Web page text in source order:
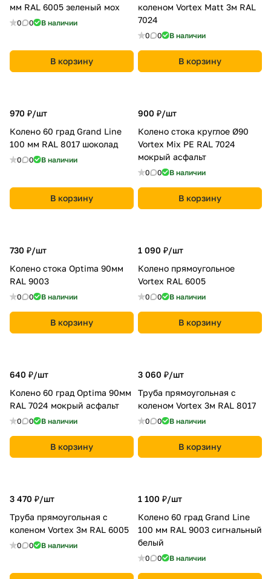
мм RAL 6005 зеленый мох
0 0 В наличии
В корзину
коленом Vortex Matt 3м RAL
7024
0 0 В наличии
В корзину
970 ₽/шт
Колено 60 град Grand Line
100 мм RAL 8017 шоколад
0 0 В наличии
В корзину
900 ₽/шт
Колено стока круглое Ø90
Vortex Mix PE RAL 7024
мокрый асфальт
0 0 В наличии
В корзину
730 ₽/шт
Колено стока Optima 90мм
RAL 9003
0 0 В наличии
В корзину
1 090 ₽/шт
Колено прямоугольное
Vortex RAL 6005
0 0 В наличии
В корзину
640 ₽/шт
Колено 60 град Optima 90мм
RAL 7024 мокрый асфальт
0 0 В наличии
В корзину
3 060 ₽/шт
Труба прямоугольная с
коленом Vortex 3м RAL 8017
0 0 В наличии
В корзину
3 470 ₽/шт
Труба прямоугольная с
коленом Vortex 3м RAL 6005
0 0 В наличии
1 100 ₽/шт
Колено 60 град Grand Line
100 мм RAL 9003 сигнальный
белый
0 0 В наличии